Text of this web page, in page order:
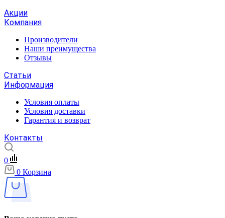
Акции
Компания
Производители
Наши преимущества
Отзывы
Статьи
Информация
Условия оплаты
Условия доставки
Гарантия и возврат
Контакты
0
0 Корзина